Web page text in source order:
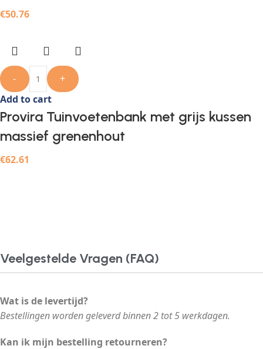
€50.76
-
+
Add to cart
Provira Tuinvoetenbank met grijs kussen
massief grenenhout
€62.61
Veelgestelde Vragen (FAQ)
Wat is de levertijd?
Bestellingen worden geleverd binnen 2 tot 5 werkdagen.
Kan ik mijn bestelling retourneren?